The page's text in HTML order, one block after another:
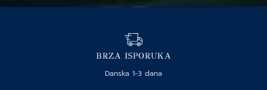
BRZA ISPORUKA
Danska 1-3 dana